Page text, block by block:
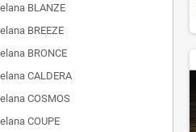
BLANZE
BREEZE
BRONCE
CALDERA
COSMOS
COUPE